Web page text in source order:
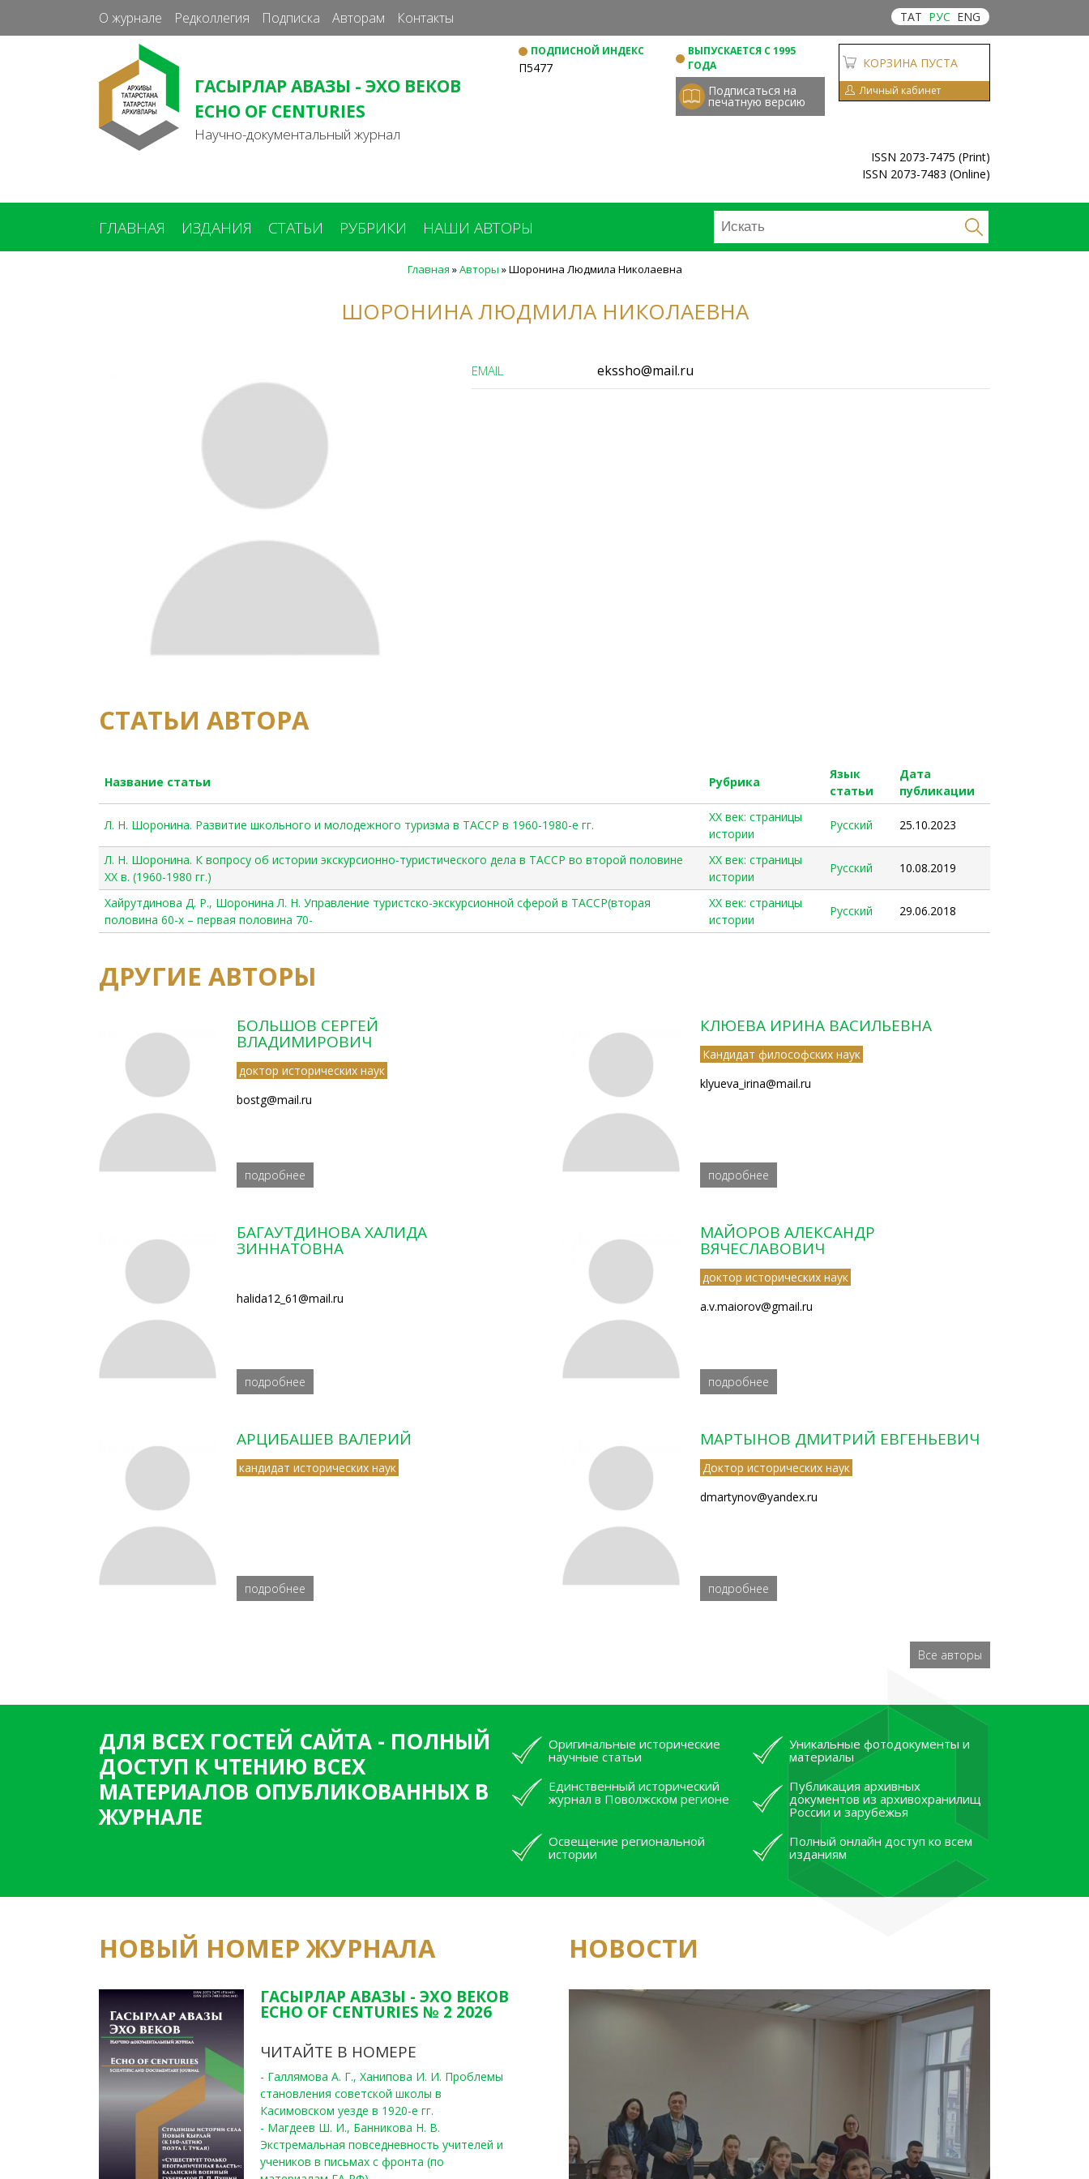
к
основному
О журнале Редколлегия Подписка Авторам Контакты ТАТ РУС ENG
ГАСЫРЛАР АВАЗЫ - ЭХО ВЕКОВ
ECHO OF CENTURIES
Научно-документальный журнал
ПОДПИСНОЙ ИНДЕКС
П5477
ВЫПУСКАЕТСЯ С 1995
ГОДА
Подписаться на
печатную версию
КОРЗИНА ПУСТА
Личный кабинет
ISSN 2073-7475 (Print)
ISSN 2073-7483 (Online)
ГЛАВНАЯ ИЗДАНИЯ СТАТЬИ РУБРИКИ НАШИ АВТОРЫ
Главная »Авторы »Шоронина Людмила Николаевна
ШОРОНИНА ЛЮДМИЛА НИКОЛАЕВНА
ЕMAIL ekssho@mail.ru
СТАТЬИ АВТОРА
Название статьи Рубрика
Язык
статьи
Дата
публикации
Л. Н. Шоронина. Развитие школьного и молодежного туризма в ТАССР в 1960-1980-е гг.
ХХ век: страницы
истории
Русский 25.10.2023
Л. Н. Шоронина. К вопросу об истории экскурсионно-туристического дела в ТАССР во второй половине
XX в. (1960-1980 гг.)
ХХ век: страницы
истории
Русский 10.08.2019
Хайрутдинова Д. Р., Шоронина Л. Н. Управление туристско-экскурсионной сферой в ТАССР(вторая
половина 60-х – первая половина 70-
ХХ век: страницы
истории
Русский 29.06.2018
ДРУГИЕ АВТОРЫ
БОЛЬШОВ СЕРГЕЙ
ВЛАДИМИРОВИЧ
доктор исторических наук
bostg@mail.ru
подробнее
КЛЮЕВА ИРИНА ВАСИЛЬЕВНА
Кандидат философских наук
klyueva_irina@mail.ru
подробнее
БАГАУТДИНОВА ХАЛИДА
ЗИННАТОВНА
halida12_61@mail.ru
подробнее
МАЙОРОВ АЛЕКСАНДР
ВЯЧЕСЛАВОВИЧ
доктор исторических наук
a.v.maiorov@gmail.ru
подробнее
АРЦИБАШЕВ ВАЛЕРИЙ
кандидат исторических наук
подробнее
МАРТЫНОВ ДМИТРИЙ ЕВГЕНЬЕВИЧ
Доктор исторических наук
dmartynov@yandex.ru
подробнее
Все авторы
ДЛЯ ВСЕХ ГОСТЕЙ САЙТА - ПОЛНЫЙ
ДОСТУП К ЧТЕНИЮ ВСЕХ
МАТЕРИАЛОВ ОПУБЛИКОВАННЫХ В
ЖУРНАЛЕ
Оригинальные исторические
научные статьи
Уникальные фотодокументы и
материалы
Единственный исторический
журнал в Поволжском регионе
Публикация архивных
документов из архивохранилищ
России и зарубежья
Освещение региональной
истории
Полный онлайн доступ ко всем
изданиям
НОВЫЙ НОМЕР ЖУРНАЛА
ГАСЫРЛАР АВАЗЫ - ЭХО ВЕКОВ
ECHO OF CENTURIES № 2 2026
ЧИТАЙТЕ В НОМЕРЕ
- Галлямова А. Г., Ханипова И. И. Проблемы
становления советской школы в
Касимовском уезде в 1920-е гг.
- Магдеев Ш. И., Банникова Н. В.
Экстремальная повседневность учителей и
учеников в письмах с фронта (по
НОВОСТИ
Юным исследователям рассказали об архивных